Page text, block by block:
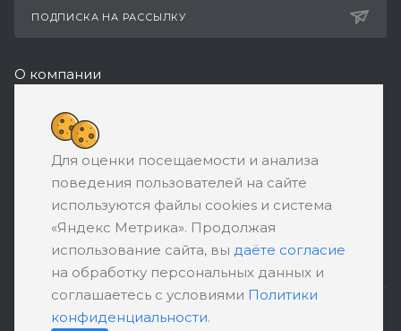
ПОДПИСКА НА РАССЫЛКУ
О компании
Реквизиты
8 (800) 550-08-77
ЗАКАЗАТЬ ЗВОНОК
support@ratingbankrotstva.ru
111398, Москва, ул. Плеханова, д. 30,
абонентский ящик №5
ПОЛИТИКА КОНФИДЕНЦИАЛЬНОСТИ
Для оценки посещаемости и анализа
поведения пользователей на сайте
используются файлы cookies и система
«Яндекс Метрика». Продолжая
использование сайта, вы даёте согласие
на обработку персональных данных и
соглашаетесь с условиями Политики
конфиденциальности.